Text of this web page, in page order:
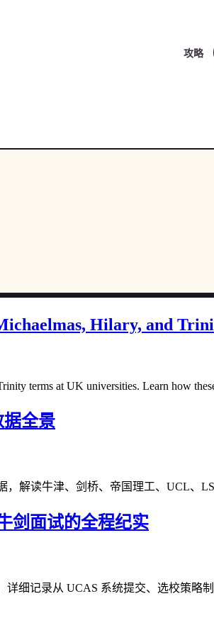
攻略
Hilary, and
terms at UK universities. Learn how
全景
解读牛津、剑桥、帝国理工、UCL、
剑面试的全程纪实
细记录从 UCAS 系统提交、选校策